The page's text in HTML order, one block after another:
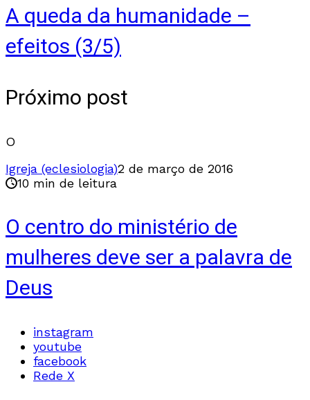
A queda da humanidade –
efeitos (3/5)
Próximo post
O
Igreja (eclesiologia)2 de março de 2016
10 min de leitura
O centro do ministério de
mulheres deve ser a palavra de
Deus
instagram
youtube
facebook
Rede X